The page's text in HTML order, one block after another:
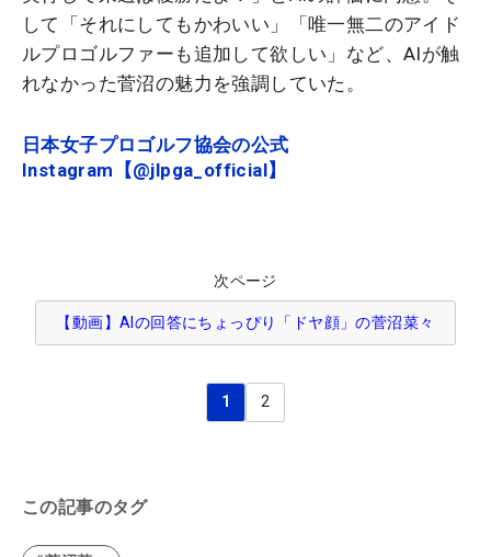
して「それにしてもかわいい」「唯一無二のアイド
ルプロゴルファーも追加して欲しい」など、AIが触
れなかった菅沼の魅力を強調していた。
日本女子プロゴルフ協会の公式
Instagram【@jlpga_official】
次ページ
【動画】AIの回答にちょっぴり「ドヤ顔」の菅沼菜々
1 2
この記事のタグ